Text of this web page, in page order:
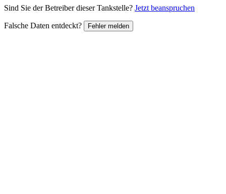
Sind Sie der Betreiber dieser Tankstelle? Jetzt beanspruchen
Falsche Daten entdeckt? Fehler melden